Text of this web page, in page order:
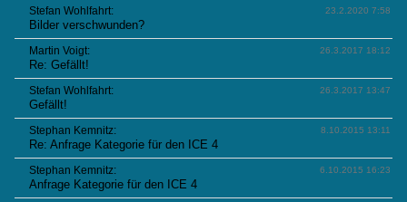
23.2.2020 7:58
Stefan Wohlfahrt:
Bilder verschwunden?
26.3.2017 18:12
Martin Voigt:
Re: Gefällt!
26.3.2017 13:47
Stefan Wohlfahrt:
Gefällt!
8.10.2015 13:11
Stephan Kemnitz:
Re: Anfrage Kategorie für den ICE 4
6.10.2015 16:23
Stephan Kemnitz:
Anfrage Kategorie für den ICE 4